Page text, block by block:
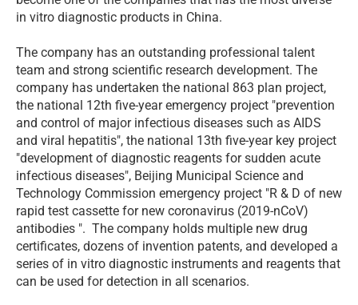
in vitro diagnostic products in China.
The company has an outstanding professional talent
team and strong scientific research development. The
company has undertaken the national 863 plan project,
the national 12th five-year emergency project "prevention
and control of major infectious diseases such as AIDS
and viral hepatitis", the national 13th five-year key project
"development of diagnostic reagents for sudden acute
infectious diseases", Beijing Municipal Science and
Technology Commission emergency project "R & D of new
rapid test cassette for new coronavirus (2019-nCoV)
antibodies ". The company holds multiple new drug
certificates, dozens of invention patents, and developed a
series of in vitro diagnostic instruments and reagents that
can be used for detection in all scenarios.